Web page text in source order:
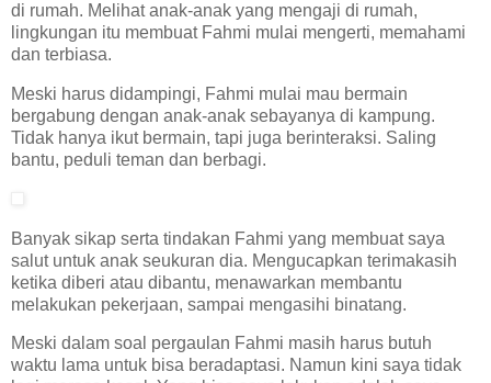
di rumah. Melihat anak-anak yang mengaji di rumah,
lingkungan itu membuat Fahmi mulai mengerti, memahami
dan terbiasa.
Meski harus didampingi, Fahmi mulai mau bermain
bergabung dengan anak-anak sebayanya di kampung.
Tidak hanya ikut bermain, tapi juga berinteraksi. Saling
bantu, peduli teman dan berbagi.
Banyak sikap serta tindakan Fahmi yang membuat saya
salut untuk anak seukuran dia. Mengucapkan terimakasih
ketika diberi atau dibantu, menawarkan membantu
melakukan pekerjaan, sampai mengasihi binatang.
Meski dalam soal pergaulan Fahmi masih harus butuh
waktu lama untuk bisa beradaptasi. Namun kini saya tidak